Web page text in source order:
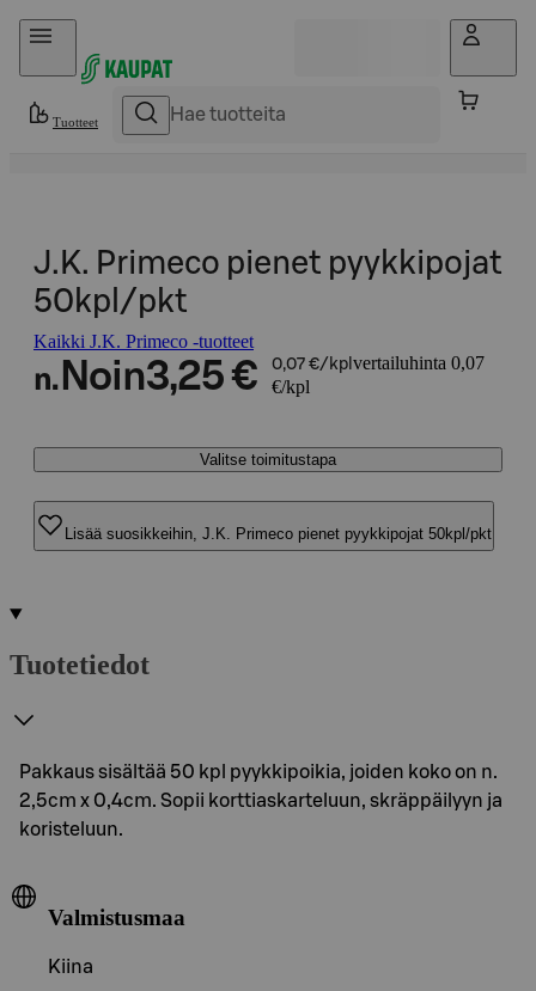
Hyppää sisältöön
Tuotteet
J.K. Primeco pienet pyykkipojat
50kpl/pkt
Kaikki J.K. Primeco -tuotteet
n. Noin3,25 € 0,07 €/kpl vertailuhinta 0,07
€/kpl
Valitse toimitustapa
Lisää suosikkeihin, J.K. Primeco pienet pyykkipojat 50kpl/pkt
Tuotetiedot
Pakkaus sisältää 50 kpl pyykkipoikia, joiden koko on n.
2,5cm x 0,4cm. Sopii korttiaskarteluun, skräppäilyyn ja
koristeluun.
Valmistusmaa
Kiina